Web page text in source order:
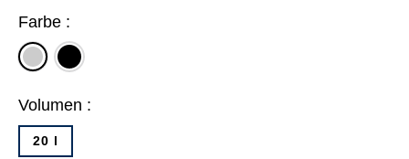
Farbe :
silberschwarz
Volumen :
20 l